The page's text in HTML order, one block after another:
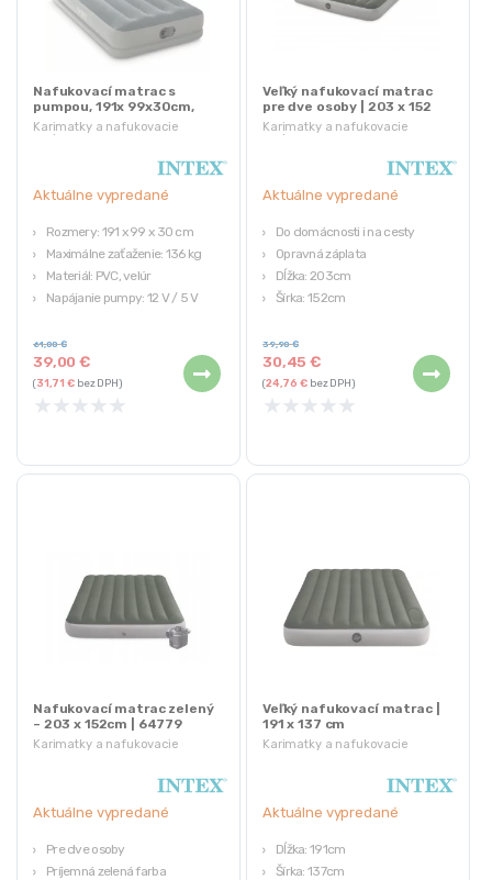
Karimatky a nafukovacie
matrace
Nafukovací matrac s
pumpou, 191x 99x30cm,
sivý | INTEX
Aktuálne vypredané
Rozmery: 191 x 99 x 30 cm
Maximálne zaťaženie: 136 kg
Materiál: PVC, velúr
Napájanie pumpy: 12 V / 5 V
39,00€
61,00€
(31,71€bez DPH)
★ ★ ★ ★ ★
Karimatky a nafukovacie
matrace
Veľký nafukovací matrac
pre dve osoby | 203 x 152
cm
Aktuálne vypredané
Do domácnosti i na cesty
Opravná záplata
Dĺžka: 203cm
Šírka: 152cm
30,45€
39,90€
(24,76€bez DPH)
★ ★ ★ ★ ★
Karimatky a nafukovacie
Nafukovací matrac zelený
– 203 x 152cm | 64779
Aktuálne vypredané
Pre dve osoby
Príjemná zelená farba
Karimatky a nafukovacie
Veľký nafukovací matrac |
191 x 137 cm
Aktuálne vypredané
Dĺžka: 191cm
Šírka: 137cm